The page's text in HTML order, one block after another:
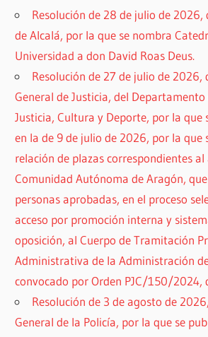
Resolución de 28 de julio de 2026,
de Alcalá, por la que se nombra
Universidad a don David Roas Deus.
Resolución de 27 de julio de 2026,
General de Justicia, del Departamento
Justicia, Cultura y Deporte, por la que
en la de 9 de julio de 2026, por la que
relación de plazas correspondientes
Comunidad Autónoma de Aragón,
personas aprobadas, en el proceso
acceso por promoción interna y
oposición, al Cuerpo de Tramitación
Administrativa de la Administración
convocado por Orden PJC/150/2024,
Resolución de 3 de agosto de
General de la Policía, por la que se